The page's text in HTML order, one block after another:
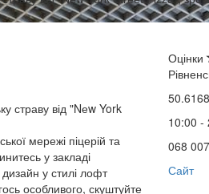
страву від "Nеw York
мережі піцерій та
у закладі
у стилі лофт
особливого, скуштуйте
Оцінки
10:00 -
068
Сайт